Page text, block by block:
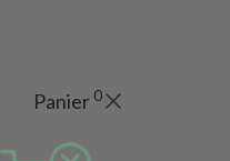
Panier 0